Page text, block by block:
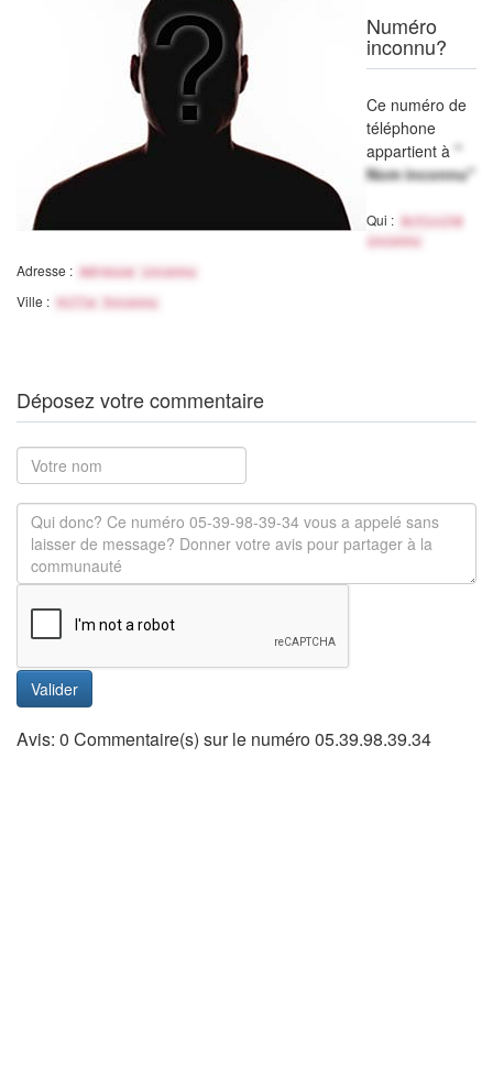
Numéro
inconnu?
Ce numéro de
téléphone
appartient à "
Nom inconnu"
Qui :
Activité
inconnu
Adresse : Adresse inconnu
Ville : Ville Inconnu
Déposez votre commentaire
Valider
Avis: 0 Commentaire(s) sur le numéro 05.39.98.39.34